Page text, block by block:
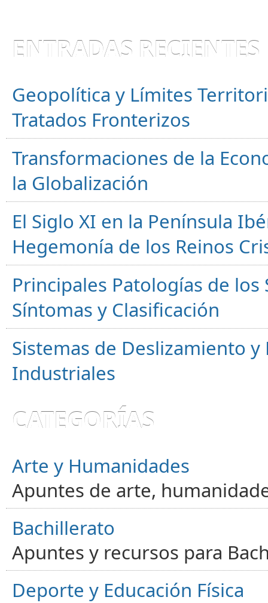
ENTRADAS RECIENTES
Geopolítica y Límites
Tratados Fronterizos
Transformaciones de la
la Globalización
El Siglo XI en la Península
Hegemonía de los Reinos
Principales Patologías de
Síntomas y Clasificación
Sistemas de Deslizamiento
Industriales
CATEGORÍAS
Arte y Humanidades
Apuntes de arte,
Bachillerato
Apuntes y recursos para
Deporte y Educación Física